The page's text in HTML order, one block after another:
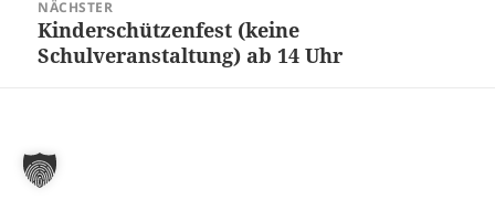
NÄCHSTER
Nächster
Beitrag:
Kinderschützenfest (keine
Schulveranstaltung) ab 14 Uhr